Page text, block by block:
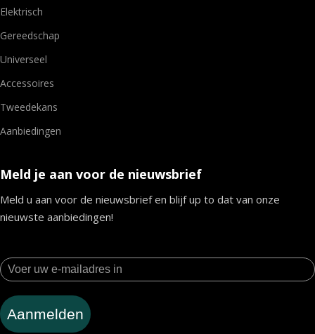
Elektrisch
Gereedschap
Universeel
Accessoires
Tweedekans
Aanbiedingen
Meld je aan voor de nieuwsbrief
Meld u aan voor de nieuwsbrief en blijf up to dat van onze
nieuwste aanbiedingen!
Aanmelden